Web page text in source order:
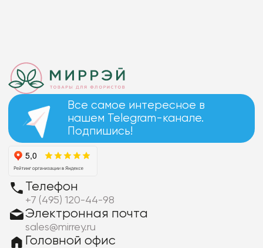
Все самое интересное в
нашем Telegram-канале.
Подпишись!
Телефон
+7 (495) 120-44-98
Электронная почта
sales@mirrey.ru
Головной офис